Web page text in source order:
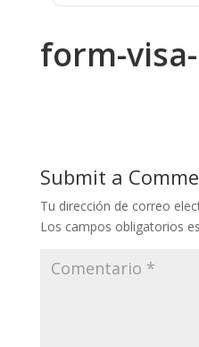
form-
Submit a
Tu dirección de correo
Los campos obligatorios